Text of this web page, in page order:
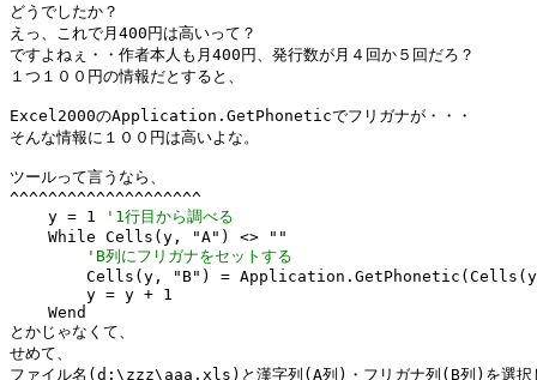
どうでしたか？
えっ、これで月400円は高いって？
ですよねぇ・・作者本人も月400円、発行数が月４回か５回だろ？
１つ１００円の情報だとすると、
Excel2000のApplication.GetPhoneticでフリガナが・・・
そんな情報に１００円は高いよな。
ツールって言うなら、
^^^^^^^^^^^^^^^^^^^^
    y = 1
'1行目から調べる
    While Cells(y, "A") <> ""
'B列にフリガナをセットする
Cells(y, "B") =
        y = y + 1
    Wend
とかじゃなくて、
せめて、
ファイル名(d:\zzz\aaa.xls)と漢字列(A列)・フリガナ列(B列)を選択